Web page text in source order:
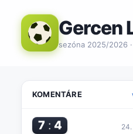
Gercen
sezóna 2025/2026
KOMENTÁRE
7 : 4